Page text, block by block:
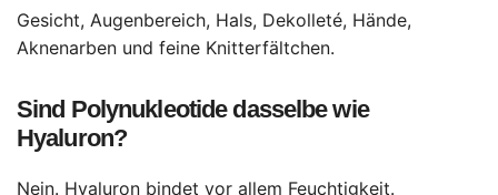
Gesicht, Augenbereich, Hals, Dekolleté, Hände,
Aknenarben und feine Knitterfältchen.
Sind Polynukleotide dasselbe wie
Hyaluron?
Nein. Hyaluron bindet vor allem Feuchtigkeit.